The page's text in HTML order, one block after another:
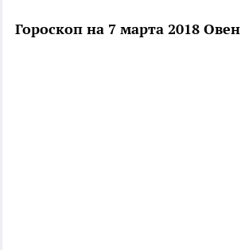
Гороскоп на 7 марта 2018 Овен